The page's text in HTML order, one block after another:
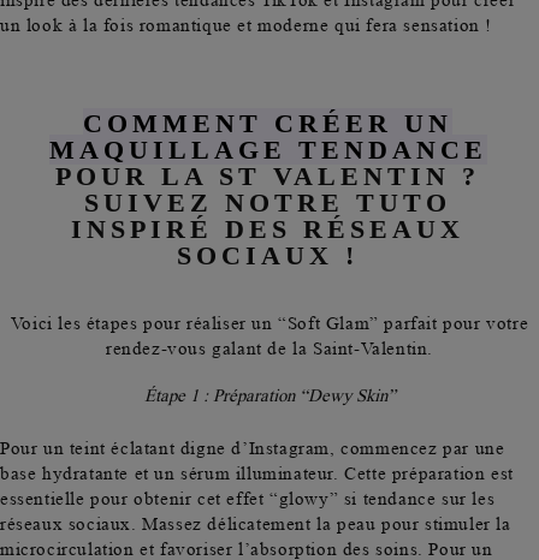
un look à la fois romantique et moderne qui fera sensation !
COMMENT CRÉER UN
MAQUILLAGE TENDANCE
POUR LA ST VALENTIN ?
SUIVEZ NOTRE TUTO
INSPIRÉ DES RÉSEAUX
SOCIAUX !
Voici les étapes pour réaliser un “Soft Glam” parfait pour votre
rendez-vous galant de la Saint-Valentin.
Étape 1 : Préparation “Dewy Skin”
Pour un teint éclatant digne d’Instagram, commencez par une
base hydratante et un sérum illuminateur. Cette préparation est
essentielle pour obtenir cet effet “glowy” si tendance sur les
réseaux sociaux. Massez délicatement la peau pour stimuler la
microcirculation et favoriser l’absorption des soins. Pour un